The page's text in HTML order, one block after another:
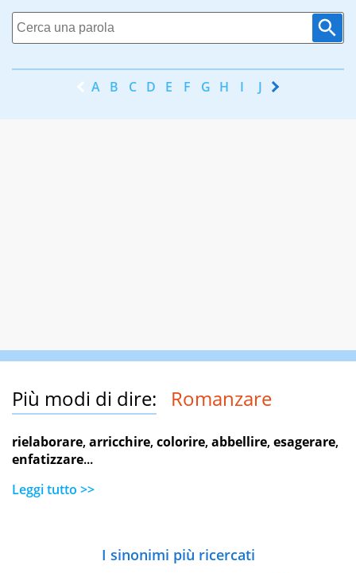
A B C D E F G H I J K
Più modi di dire: Romanzare
rielaborare,arricchire,colorire,abbellire,esagerare,
enfatizzare...
Leggi tutto >>
I sinonimi più ricercati